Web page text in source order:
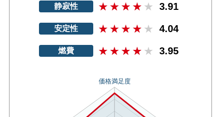
静寂性 3.91
安定性 4.04
燃費 3.95